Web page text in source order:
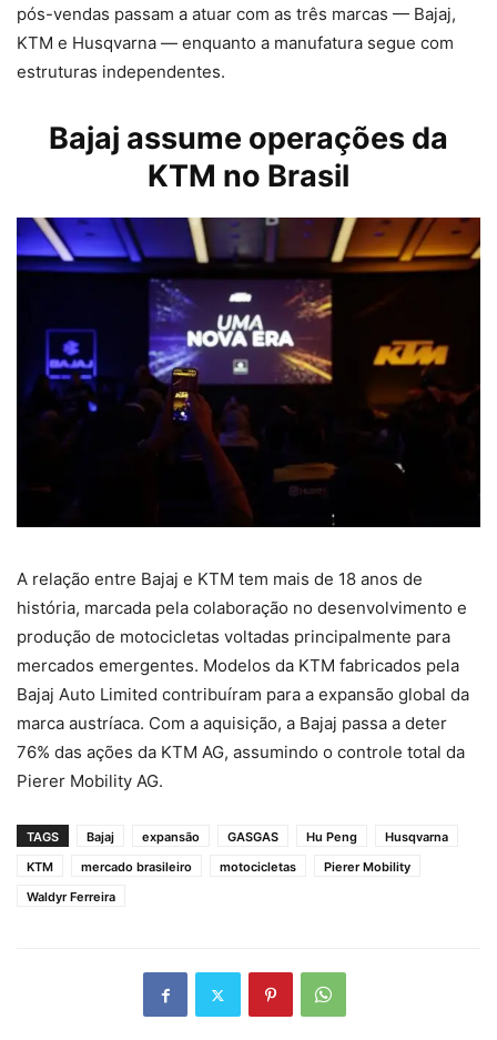
pós-vendas passam a atuar com as três marcas — Bajaj,
KTM e Husqvarna — enquanto a manufatura segue com
estruturas independentes.
Bajaj assume operações da
KTM no Brasil
A relação entre Bajaj e KTM tem mais de 18 anos de
história, marcada pela colaboração no desenvolvimento e
produção de motocicletas voltadas principalmente para
mercados emergentes. Modelos da KTM fabricados pela
Bajaj Auto Limited contribuíram para a expansão global da
marca austríaca. Com a aquisição, a Bajaj passa a deter
76% das ações da KTM AG, assumindo o controle total da
Pierer Mobility AG.
TAGS Bajaj expansão GASGAS Hu Peng
Husqvarna
KTM
mercado brasileiro motocicletas
Pierer Mobility
Waldyr Ferreira